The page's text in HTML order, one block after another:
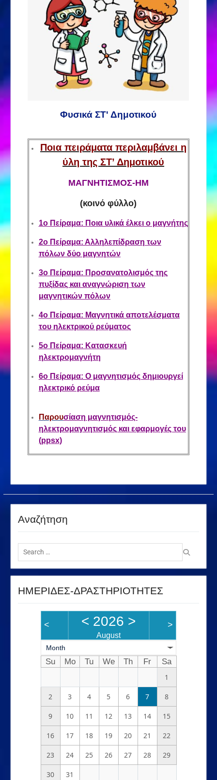
Φυσικά ΣΤ' Δημοτικού
Ποια πειράματα περιλαμβάνει η
ύλη της ΣΤ’ Δημοτικού
ΜΑΓΝΗΤΙΣΜΟΣ-ΗΜ
(κοινό φύλλο)
1οΠείραμα: Ποια υλικά έλκει ο μαγνήτης
2οΠείραμα: Αλληλεπίδραση των
πόλων δύο μαγνητών
3οΠείραμα: Προσανατολισμός της
πυξίδας και αναγνώριση των
μαγνητικών πόλων
4οΠείραμα: Μαγνητικά αποτελέσματα
του ηλεκτρικού ρεύματος
5οΠείραμα: Κατασκευή
ηλεκτρομαγνήτη
6οΠείραμα: Ο μαγνητισμός δημιουργεί
ηλεκτρικό ρεύμα
Παρουσίαση μαγνητισμός-
ηλεκτρομαγνητισμός και εφαρμογές του
(ppsx)
Αναζήτηση
ΗΜΕΡΙΔΕΣ-ΔΡΑΣΤΗΡΙΟΤΗΤΕΣ
< < 2026 >
August
>
Month
Su Mo Tu We Th Fr
Sa
1
2 3 4 5 6 7 8
9 10 11 12 13 14 15
16 17 18 19 20 21 22
23 24 25 26 27 28 29
30 31